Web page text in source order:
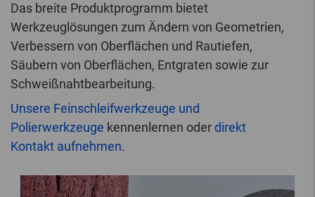
Das breite Produktprogramm bietet
Werkzeuglösungen zum Ändern von Geometrien,
Verbessern von Oberflächen und Rautiefen,
Säubern von Oberflächen, Entgraten sowie zur
Schweißnahtbearbeitung.
Unsere Feinschleifwerkzeuge und
Polierwerkzeuge kennenlernen oder direkt
Kontakt aufnehmen.